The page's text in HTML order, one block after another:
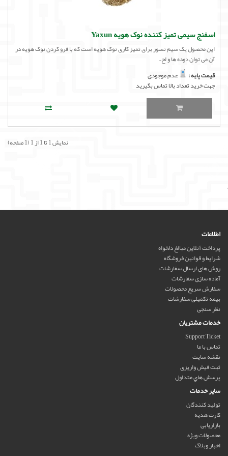
لوازم صوتی حرفه ای
مالتی مدیا
اسفنج سیمی تمیز کننده نوک هویه Yaxun
این محصول یک سیم نسوز برای تمیز کاری نوک هویه است که با فرو کردن نوک هویه در
آن می توان دوده ها و لح..
قیمت پایه :
عدم موجودی
جهت خرید تعداد بالا تماس بگیرید
نمایش 1 تا 1 از 1 (1 صفحه)
'
اطلاعات
پرداخت آنلاین مبالغ دلخواه
شرایط و قوانین فروشگاه
روش های ارسال سفارشات
آماده سازی سفارشات
سفارش سریع محصولات
بیمه تکمیلی سفارشات
نظر سنجی
خدمات مشتریان
Support Ticket
تماس با ما
نقشه سایت
ثبت فیش واریزی
پرسش هاي متداول
سایر خدمات
تولید کنندگان
کارت هدیه
بازاریابی
محصولات ویژه
اخبار وبلاگ